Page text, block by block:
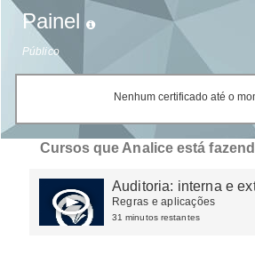
Painel
Público
Nenhum certificado até o
Cursos que Analice está
Auditoria: interna e
Regras e aplicações
31 minutos restantes